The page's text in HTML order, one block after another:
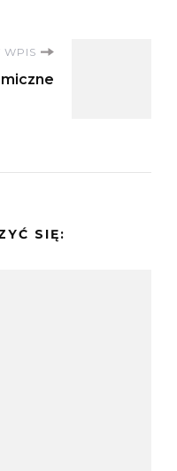
WPIS
SIĘ: